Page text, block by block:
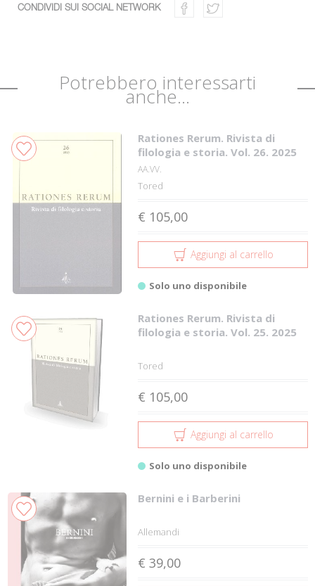
CONDIVIDI SUI SOCIAL NETWORK
Potrebbero interessarti
anche...
Rationes Rerum. Rivista di
filologia e storia. Vol. 26. 2025
AA.VV.
Tored
€ 105,00
Aggiungi al carrello
Solo uno disponibile
Rationes Rerum. Rivista di
filologia e storia. Vol. 25. 2025
Tored
€ 105,00
Aggiungi al carrello
Solo uno disponibile
Bernini e i Barberini
Allemandi
€ 39,00